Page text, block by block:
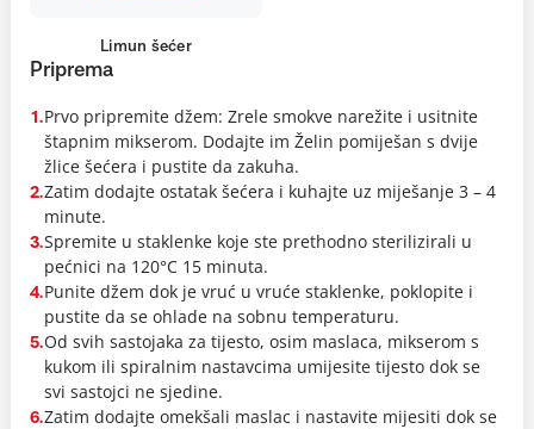
Limun šećer
Priprema
1.Prvo pripremite džem: Zrele smokve narežite i usitnite
štapnim mikserom. Dodajte im Želin pomiješan s dvije
žlice šećera i pustite da zakuha.
2.Zatim dodajte ostatak šećera i kuhajte uz miješanje 3 – 4
minute.
3.Spremite u staklenke koje ste prethodno sterilizirali u
pećnici na 120°C 15 minuta.
4.Punite džem dok je vruć u vruće staklenke, poklopite i
pustite da se ohlade na sobnu temperaturu.
5.Od svih sastojaka za tijesto, osim maslaca, mikserom s
kukom ili spiralnim nastavcima umijesite tijesto dok se
svi sastojci ne sjedine.
6.Zatim dodajte omekšali maslac i nastavite mijesiti dok se